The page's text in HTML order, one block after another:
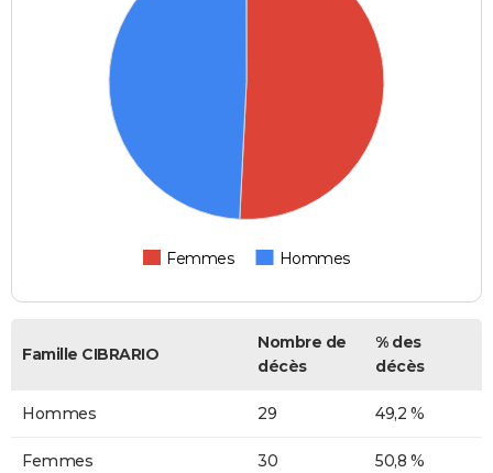
Femmes Hommes
Famille CIBRARIO
Nombre de
décès
% des
décès
Hommes 29 49,2 %
Femmes 30 50,8 %